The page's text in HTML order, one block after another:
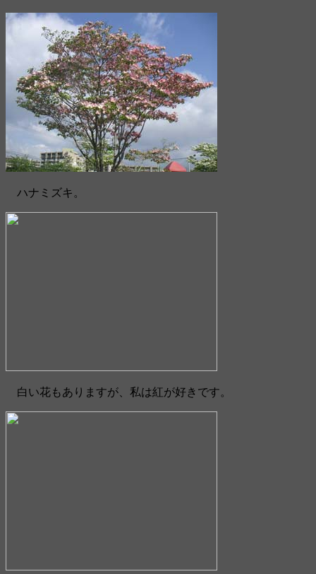
ハナミズキ。
白い花もありますが、私は紅が好きです。